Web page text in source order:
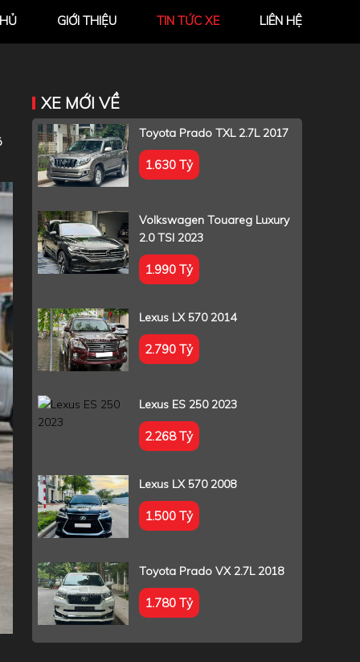
GIỚI THIỆU TIN TỨC XE LIÊN HỆ
XE MỚI VỀ
Toyota Prado TXL 2.7L 2017
1.630 Tỷ
Volkswagen Touareg Luxury
2.0 TSI 2023
1.990 Tỷ
Lexus LX 570 2014
2.790 Tỷ
Lexus ES 250 2023
2.268 Tỷ
Lexus LX 570 2008
1.500 Tỷ
Toyota Prado VX 2.7L 2018
1.780 Tỷ